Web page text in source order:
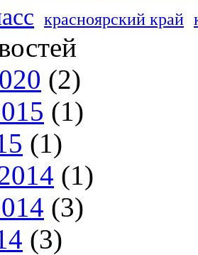
красноярский край
(2)
(1)
(1)
(1)
(3)
(3)